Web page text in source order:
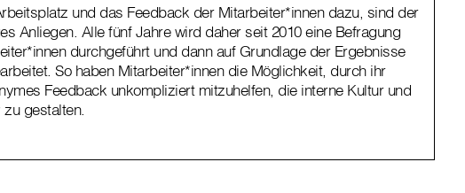
und das Feedback der Mitarbeiter*innen dazu, sind der
Anliegen. Alle fünf Jahre wird daher seit 2010 eine Befragung
durchgeführt und dann auf Grundlage der Ergebnisse
So haben Mitarbeiter*innen die Möglichkeit, durch ihr
Feedback unkompliziert mitzuhelfen, die interne Kultur und
gestalten.